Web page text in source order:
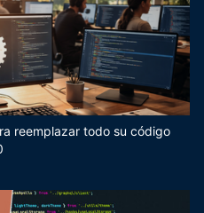
reemplazar todo su código